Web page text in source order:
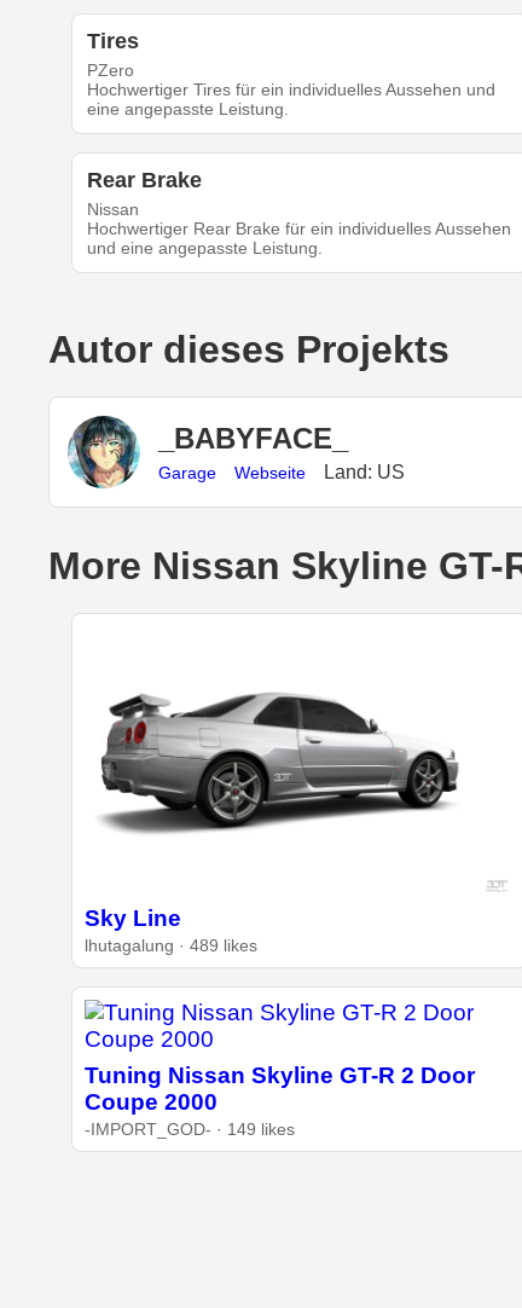
Tires
PZero
Hochwertiger Tires für ein individuelles Aussehen und
eine angepasste Leistung.
Rear Brake
Nissan
Hochwertiger Rear Brake für ein individuelles Aussehen
und eine angepasste Leistung.
Autor dieses Projekts
_BABYFACE_
Garage Webseite Land: US
More Nissan Skyline GT-
Sky Line
lhutagalung · 489 likes
Tuning Nissan Skyline GT-R 2 Door
Coupe 2000
-IMPORT_GOD- · 149 likes